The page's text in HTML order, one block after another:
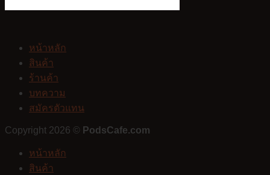
หน้าหลัก
สินค้า
ร้านค้า
บทความ
สมัครตัวแทน
Copyright 2026 © PodsCafe.com
หน้าหลัก
สินค้า